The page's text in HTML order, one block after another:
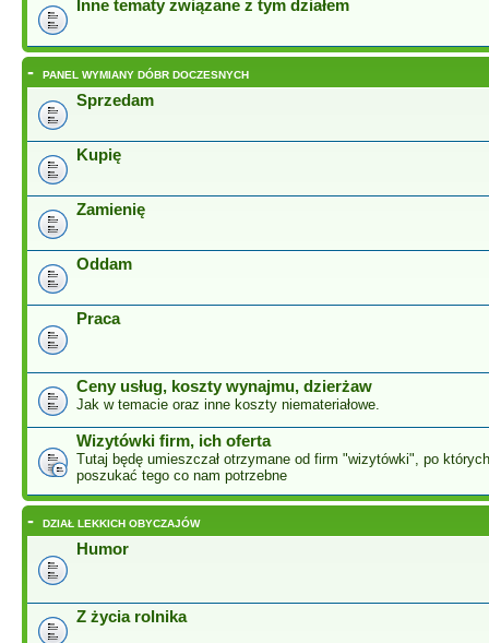
Inne tematy związane z tym działem
- PANEL WYMIANY DÓBR DOCZESNYCH
Sprzedam
Kupię
Zamienię
Oddam
Praca
Ceny usług, koszty wynajmu, dzierżaw
Jak w temacie oraz inne koszty niemateriałowe.
Wizytówki firm, ich oferta
Tutaj będę umieszczał otrzymane od firm "wizytówki", po
poszukać tego co nam potrzebne
- DZIAŁ LEKKICH OBYCZAJÓW
Humor
Z życia rolnika